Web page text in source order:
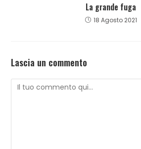
La grande fuga
18 Agosto 2021
Lascia un commento